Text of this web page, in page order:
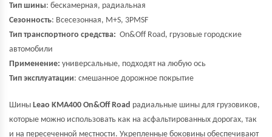
Тип шины: бескамерная, радиальная
Сезонность: Всесезонная, M+S, 3PMSF
Тип транспортного средства: On&Off Road, грузовые городские
автомобили
Применение: универсальные, подходят на любую ось
Тип эксплуатации: смешанное дорожное покрытие
Шины Leao KMA400 On&Off Road радиальные шины для грузовиков,
которые можно использовать как на асфальтированных дорогах, так
и на пересеченной местности. Укрепленные боковины обеспечивают